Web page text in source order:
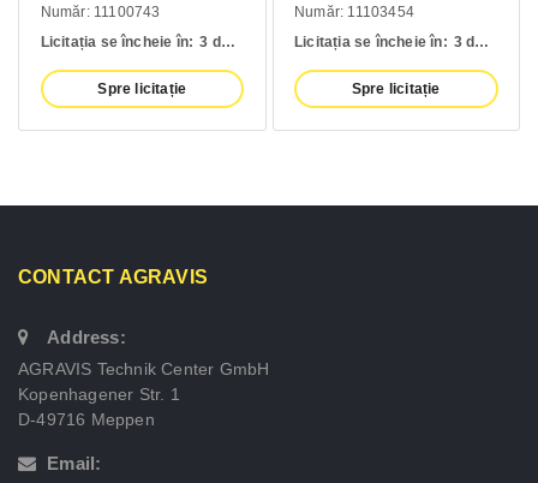
Număr: 11100743
Licitația se încheie în: 3 days
Spre licitație
Număr: 11103454
Licitația se încheie în: 3 days
Spre licitație
CONTACT AGRAVIS
Address:
AGRAVIS Technik Center GmbH
Kopenhagener Str. 1
D-49716 Meppen
Email: